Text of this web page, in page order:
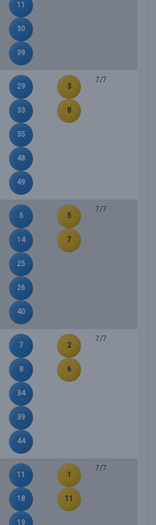
11
30
39
29
33
35
48
49
3
8
7/7
5
14
25
26
40
5
7
7/7
7
8
34
39
44
2
6
7/7
11
18
19
1
11
7/7